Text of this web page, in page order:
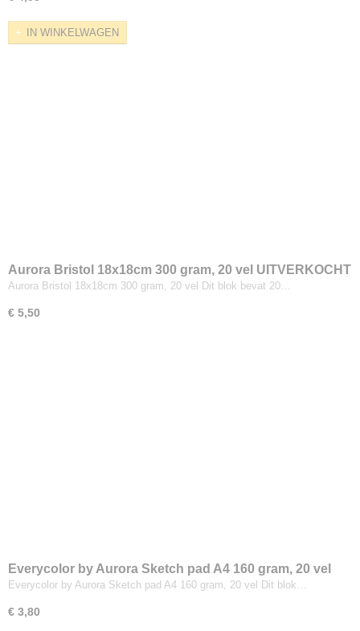
IN WINKELWAGEN
Aurora Bristol 18x18cm 300 gram, 20 vel UITVERKOCHT
Aurora Bristol 18x18cm 300 gram, 20 vel Dit blok bevat 20…
€ 5,50
Everycolor by Aurora Sketch pad A4 160 gram, 20 vel
Everycolor by Aurora Sketch pad A4 160 gram, 20 vel Dit blok…
€ 3,80